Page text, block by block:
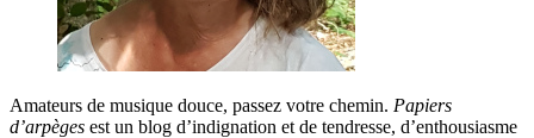
Amateurs de musique douce, passez votre chemin. Papiers
d’arpèges est un blog d’indignation et de tendresse, d’enthousiasme